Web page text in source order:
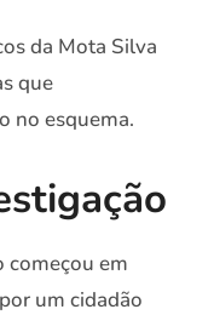
da Mota Silva
que
no esquema.
começou em
um cidadão